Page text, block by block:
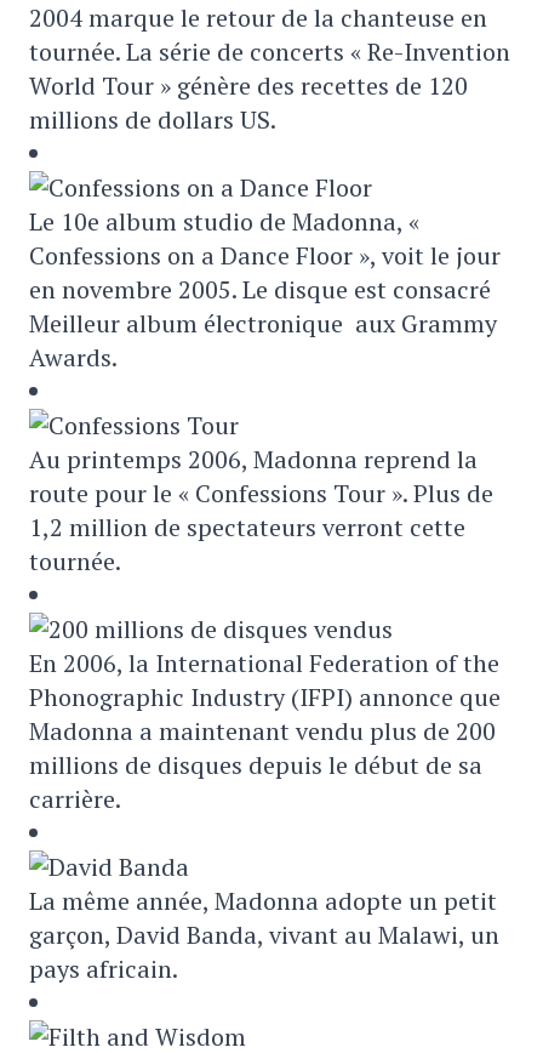
2004 marque le retour de la chanteuse en
tournée. La série de concerts « Re-Invention
World Tour » génère des recettes de 120
millions de dollars US.
Le 10e album studio de Madonna, «
Confessions on a Dance Floor », voit le jour
en novembre 2005. Le disque est consacré
Meilleur album électronique aux Grammy
Awards.
Au printemps 2006, Madonna reprend la
route pour le « Confessions Tour ». Plus de
1,2 million de spectateurs verront cette
tournée.
En 2006, la International Federation of the
Phonographic Industry (IFPI) annonce que
Madonna a maintenant vendu plus de 200
millions de disques depuis le début de sa
carrière.
La même année, Madonna adopte un petit
garçon, David Banda, vivant au Malawi, un
pays africain.